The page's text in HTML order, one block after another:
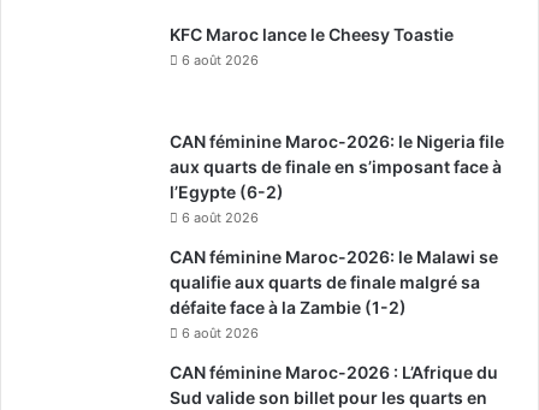
KFC Maroc lance le Cheesy Toastie
6 août 2026
CAN féminine Maroc-2026: le Nigeria file
aux quarts de finale en s’imposant face à
l’Egypte (6-2)
6 août 2026
CAN féminine Maroc-2026: le Malawi se
qualifie aux quarts de finale malgré sa
défaite face à la Zambie (1-2)
6 août 2026
CAN féminine Maroc-2026 : L’Afrique du
Sud valide son billet pour les quarts en